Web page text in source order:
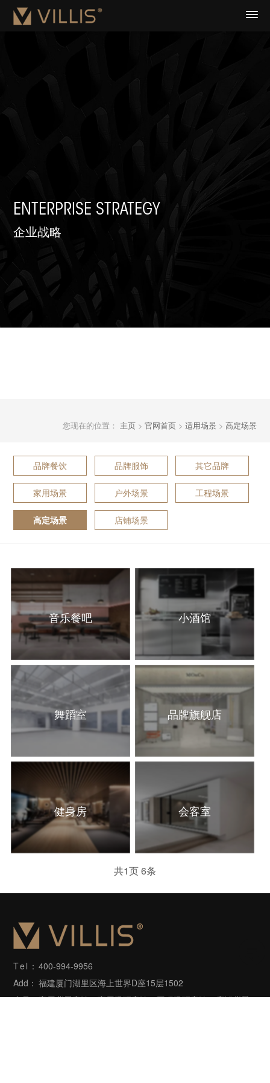
ENTERPRISE STRATEGY
企业战略
您现在的位置： 主页> 官网首页> 适用场景> 高定场景
品牌餐饮 品牌服饰 其它品牌
家用场景 户外场景 工程场景
高定场景 店铺场景
音乐餐吧 小酒馆
舞蹈室 品牌旗舰店
健身房 会客室
共1页6条
Tel：400-994-9956
Add： 福建厦门湖里区海上世界D座15层1502
产品：家用背景音响、商用吸顶音响、工程吸顶音响、店铺背景